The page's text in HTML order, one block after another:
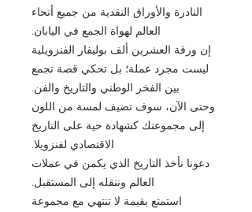
النادرة والأوراق النقدية من جميع أنحاء
العالم لهواة الجمع في اليابان.
إن ورقة العشرين ألف بوليفار الفنزويلية
ليست مجرد عملة؛ بل تحكي قصة تجمع
بين الفخر الوطني والتاريخ والفن.
وحتى الآن، سوف تضيف لمسة من اللون
إلى مجموعتك كشهادة حية على التاريخ
الاقتصادي لفنزويلا.
دعونا نأخذ التاريخ الذي يكمن في عملات
العالم وننقله إلى المستقبل.
استمتع بقيمة لا تنتهي مع مجموعة